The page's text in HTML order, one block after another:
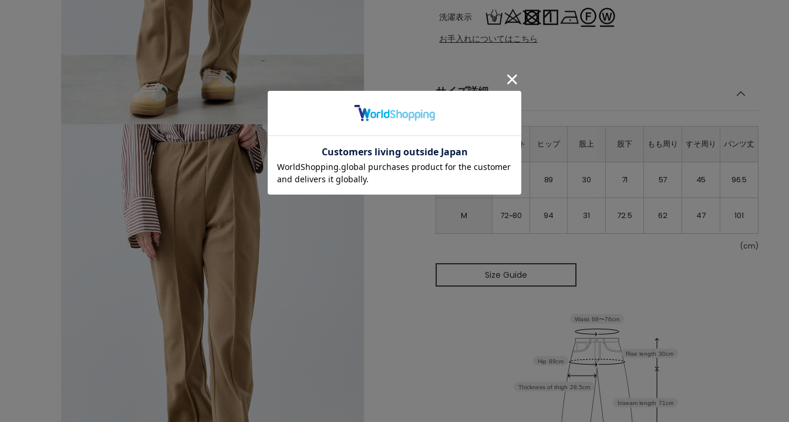
洗濯表示
お手入れについてはこちら
サイズ詳細
ウエスト ヒップ 股上 股下 もも周り すそ周り パンツ丈
89 30 71 57 45 96.5
M 72~80 94 31 72.5 62 47 101
(cm)
Size Guide
Inseam length 71cm
Rise length 30cm
Thickness of thigh 28.5cm
Hip 89cm
Waist 68〜76cm